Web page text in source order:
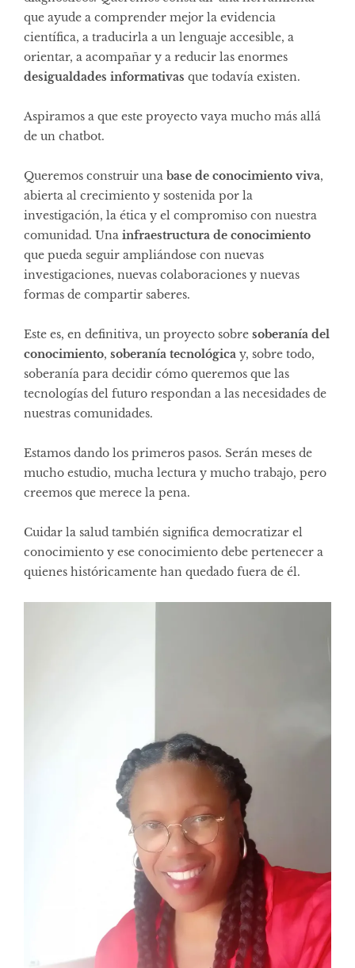
que ayude a comprender mejor la evidencia
científica, a traducirla a un lenguaje accesible, a
orientar, a acompañar y a reducir las enormes
desigualdades informativas que todavía existen.
Aspiramos a que este proyecto vaya mucho más allá
de un chatbot.
Queremos construir una base de conocimiento viva,
abierta al crecimiento y sostenida por la
investigación, la ética y el compromiso con nuestra
comunidad. Una infraestructura de conocimiento
que pueda seguir ampliándose con nuevas
investigaciones, nuevas colaboraciones y nuevas
formas de compartir saberes.
Este es, en definitiva, un proyecto sobre soberanía del
conocimiento, soberanía tecnológica y, sobre todo,
soberanía para decidir cómo queremos que las
tecnologías del futuro respondan a las necesidades de
nuestras comunidades.
Estamos dando los primeros pasos. Serán meses de
mucho estudio, mucha lectura y mucho trabajo, pero
creemos que merece la pena.
Cuidar la salud también significa democratizar el
conocimiento y ese conocimiento debe pertenecer a
quienes históricamente han quedado fuera de él.